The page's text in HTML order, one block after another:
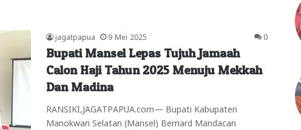
jagatpapua 9 Mei 2025 0
Bupati Mansel Lepas Tujuh Jamaah
Calon Haji Tahun 2025 Menuju Mekkah
Dan Madina
RANSIKI,JAGATPAPUA.com— Bupati Kabupaten
Manokwari Selatan (Mansel) Bernard Mandacan